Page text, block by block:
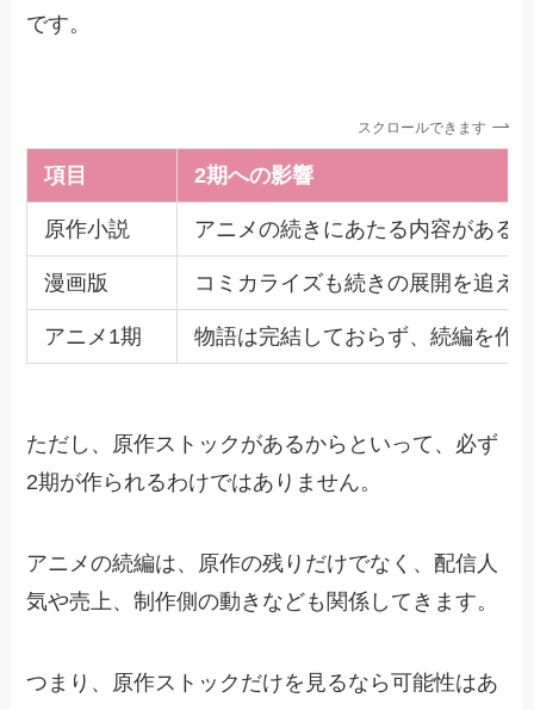
です。
スクロールできます
項目 2期への影響
原作小説 アニメの続きにあたる内容がある
漫画版 コミカライズも続きの展開を追え
アニメ1期 物語は完結しておらず、続編を作
ただし、原作ストックがあるからといって、必ず
2期が作られるわけではありません。
アニメの続編は、原作の残りだけでなく、配信人
気や売上、制作側の動きなども関係してきます。
つまり、原作ストックだけを見るなら可能性はあ